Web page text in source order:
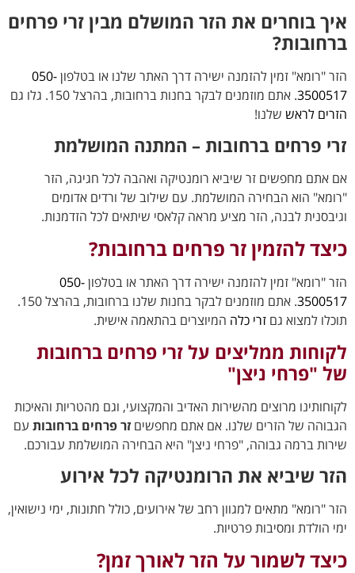
איך בוחרים את הזר המושלם מבין זרי פרחים
ברחובות?
הזר "רומא" זמין להזמנה ישירה דרך האתר שלנו או בטלפון050-
3500517. אתם מוזמנים לבקר בחנות ברחובות, בהרצל 150. גלו גם
הזרים לראששלנו!
זרי פרחים ברחובות – המתנה המושלמת
אם אתם מחפשים זר שיביא רומנטיקה ואהבה לכל חגיגה, הזר
"רומא" הוא הבחירה המושלמת. עם שילוב של ורדים אדומים
וגיבסנית לבנה, הזר מציע מראה קלאסי שיתאים לכל הזדמנות.
כיצד להזמין זר פרחים ברחובות?
הזר "רומא" זמין להזמנה ישירה דרך האתר או בטלפון050-
3500517
. אתם מוזמנים לבקר בחנות שלנו ברחובות, בהרצל 150.
תוכלו למצוא גם זרי כלההמיוצרים בהתאמה אישית.
לקוחות ממליצים על זרי פרחים ברחובות
של "פרחי ניצן"
לקוחותינו מרוצים מהשירות האדיב והמקצועי, וגם מהטריות והאיכות
הגבוהה של הזרים שלנו. אם אתם מחפשים זר פרחים ברחובותעם
שירות ברמה גבוהה, "פרחי ניצן" היא הבחירה המושלמת עבורכם.
הזר שיביא את הרומנטיקה לכל אירוע
הזר "רומא" מתאים למגוון רחב של אירועים, כולל חתונות, ימי נישואין,
ימי הולדת ומסיבות פרטיות.
כיצד לשמור על הזר לאורך זמן?